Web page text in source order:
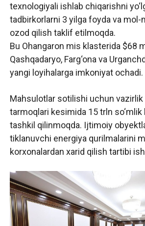
texnologiyali ishlab chiqarishni
tadbirkorlarni 3 yilga foyda va mol-
ozod qilish taklif etilmoqda.
Bu Ohangaron mis klasterida $68
Qashqadaryo, Farg‘ona va
yangi loyihalarga imkoniyat ochadi.
Mahsulotlar sotilishi uchun vazirlik
tarmoqlari kesimida 15 trln
tashkil qilinmoqda. Ijtimoiy
tiklanuvchi energiya qurilmalarini
korxonalardan xarid qilish tartibi